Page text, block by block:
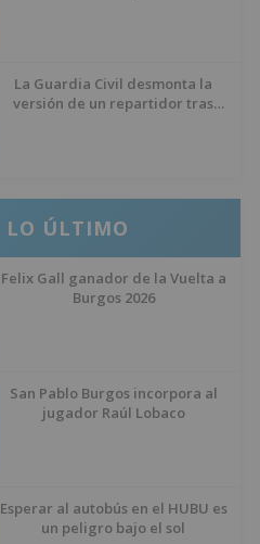
La Guardia Civil desmonta la
versión de un repartidor tras
LO ÚLTIMO
Felix Gall ganador de la Vuelta a
Burgos 2026
San Pablo Burgos incorpora al
jugador Raúl Lobaco
Esperar al autobús en el HUBU es
un peligro bajo el sol